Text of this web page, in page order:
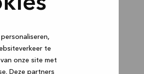
te
onze site met
Deze partners